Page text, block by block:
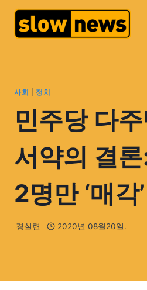
사회 정치
민주당 다
서약의 결
2명만 ‘매각’
경실련 2020년 08월20일.